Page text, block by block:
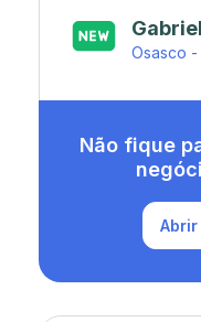
Rio de
Não fique
Abrir